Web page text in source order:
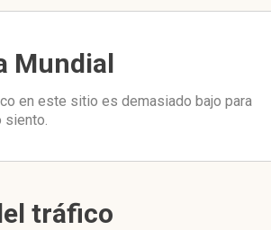
Mundial
en este sitio es demasiado bajo para
siento.
tráfico